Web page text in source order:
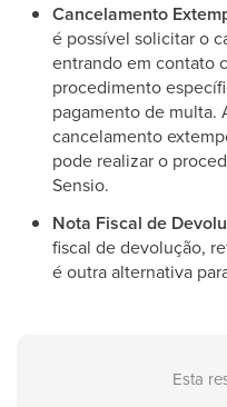
Cancelamento
é possível solicitar o
entrando em contato
procedimento
pagamento de multa.
cancelamento
pode realizar o
Sensio.
Nota Fiscal de
fiscal de devolução,
é outra alternativa
Esta